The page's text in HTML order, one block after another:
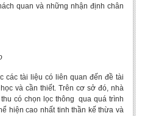
quan và những nhận định chân
tài liệu có liên quan đến đề tài
và cần thiết. Trên cơ sở đó, nhà
có chọn lọc thông qua quá trình
hiện cao nhất tinh thần kế thừa và